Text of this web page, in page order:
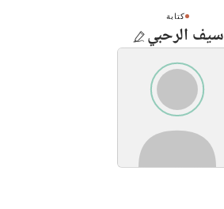
كتابة
سيف الرحبي